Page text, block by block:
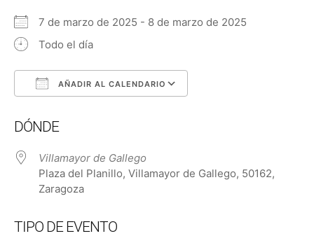
7 de marzo de 2025 - 8 de marzo de 2025
Todo el día
AÑADIR AL CALENDARIO
DÓNDE
Villamayor de Gallego
Plaza del Planillo, Villamayor de Gallego, 50162,
Zaragoza
TIPO DE EVENTO